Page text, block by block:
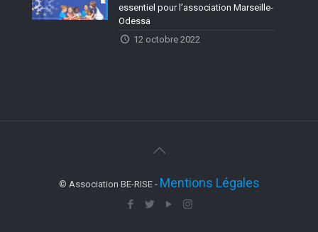
essentiel pour l’association Marseille-
Odessa
12 octobre 2022
© Association BE-RISE - Mentions Légales